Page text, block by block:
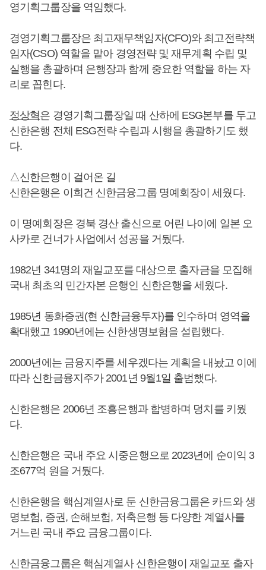
영기획그룹장을 역임했다.
경영기획그룹장은 최고재무책임자(CFO)와 최고전략책
임자(CSO) 역할을 맡아 경영전략 및 재무계획 수립 및
실행을 총괄하며 은행장과 함께 중요한 역할을 하는 자
리로 꼽힌다.
정상혁은 경영기획그룹장일 때 산하에 ESG본부를 두고
신한은행 전체 ESG전략 수립과 시행을 총괄하기도 했
다.
△신한은행이 걸어온 길
신한은행은 이희건 신한금융그룹 명예회장이 세웠다.
이 명예회장은 경북 경산 출신으로 어린 나이에 일본 오
사카로 건너가 사업에서 성공을 거뒀다.
1982년 341명의 재일교포를 대상으로 출자금을 모집해
국내 최초의 민간자본 은행인 신한은행을 세웠다.
1985년 동화증권(현 신한금융투자)를 인수하며 영역을
확대했고 1990년에는 신한생명보험을 설립했다.
2000년에는 금융지주를 세우겠다는 계획을 내놨고 이에
따라 신한금융지주가 2001년 9월1일 출범했다.
신한은행은 2006년 조흥은행과 합병하며 덩치를 키웠
다.
신한은행은 국내 주요 시중은행으로 2023년에 순이익 3
조677억 원을 거뒀다.
신한은행을 핵심계열사로 둔 신한금융그룹은 카드와 생
명보험, 증권, 손해보험, 저축은행 등 다양한 계열사를
거느린 국내 주요 금융그룹이다.
신한금융그룹은 핵심계열사 신한은행이 재일교포 출자